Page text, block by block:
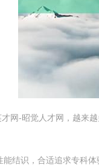
网-昭觉人才网，越来
结识，合适追求专科体